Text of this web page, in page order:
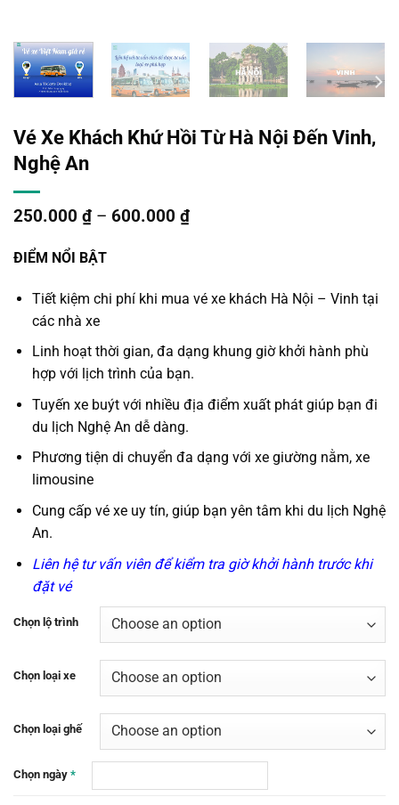
Vé Xe Khách Khứ Hồi Từ Hà Nội Đến Vinh,
Nghệ An
250.000 ₫ – 600.000 ₫
ĐIỂM NỔI BẬT
Tiết kiệm chi phí khi mua vé xe khách Hà Nội – Vinh tại
các nhà xe
Linh hoạt thời gian, đa dạng khung giờ khởi hành phù
hợp với lịch trình của bạn.
Tuyến xe buýtvới nhiều địa điểm xuất phát giúp bạn đi
du lịch Nghệ An dễ dàng.
Phương tiện di chuyển đa dạng với xe giường nằm, xe
limousine
Cung cấp vé xe uy tín, giúp bạn yên tâm khi du lịch Nghệ
An.
Liên hệ tư vấn viên để kiểm tra giờ khởi hành trước khi
đặt vé
Chọn lộ trình
Chọn loại xe
Chọn loại ghế
Chọn ngày *